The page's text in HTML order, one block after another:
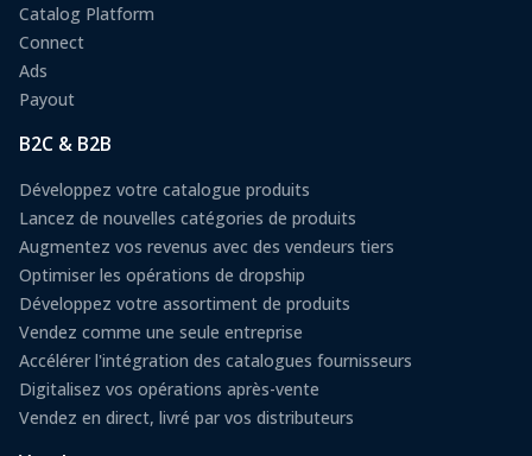
Catalog Platform
Connect
Ads
Payout
B2C & B2B
Développez votre catalogue produits
Lancez de nouvelles catégories de produits
Augmentez vos revenus avec des vendeurs tiers
Optimiser les opérations de dropship
Développez votre assortiment de produits
Vendez comme une seule entreprise
Accélérer l'intégration des catalogues fournisseurs
Digitalisez vos opérations après-vente
Vendez en direct, livré par vos distributeurs